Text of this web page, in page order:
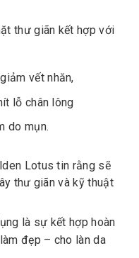
thư giãn kết hợp với
vết nhăn,
lỗ chân lông
do mụn.
Lotus tin rằng sẽ
thư giãn và kỹ thuật
là sự kết hợp hoàn
đẹp – cho làn da